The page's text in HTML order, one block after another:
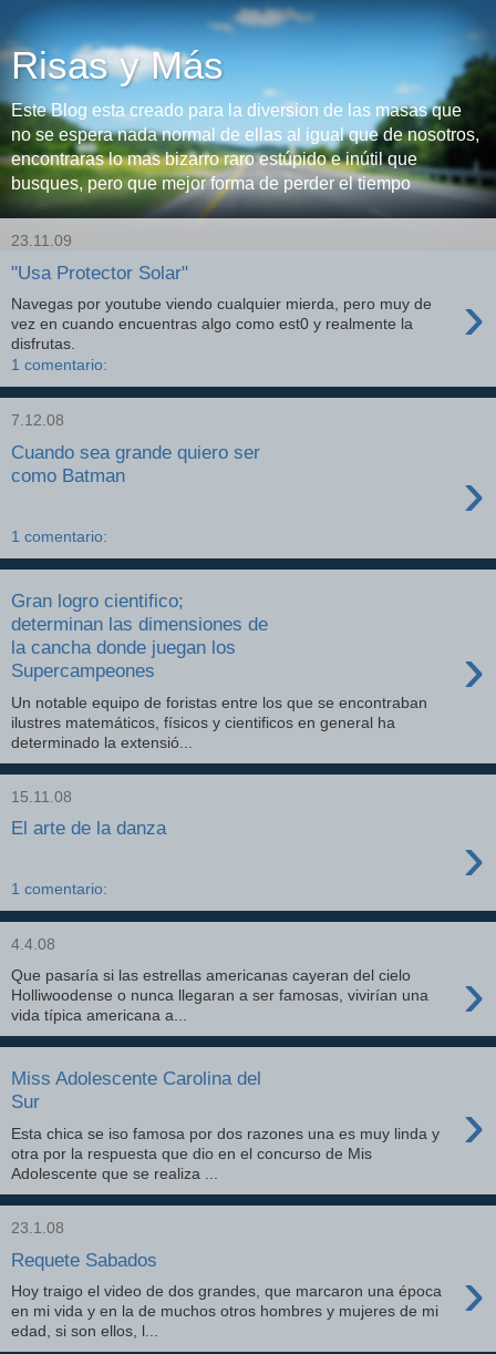
Risas y Más
Este Blog esta creado para la diversion de las masas que
no se espera nada normal de ellas al igual que de nosotros,
encontraras lo mas bizarro raro estúpido e inútil que
busques, pero que mejor forma de perder el tiempo
23.11.09
"Usa Protector Solar"
›
Navegas por youtube viendo cualquier mierda, pero muy de
vez en cuando encuentras algo como est0 y realmente la
disfrutas.
1 comentario:
7.12.08
Cuando sea grande quiero ser
como Batman
›
1 comentario:
Gran logro cientifico;
determinan las dimensiones de
la cancha donde juegan los
Supercampeones
›
Un notable equipo de foristas entre los que se encontraban
ilustres matemáticos, físicos y cientificos en general ha
determinado la extensió...
15.11.08
El arte de la danza ›
1 comentario:
4.4.08
›
Que pasaría si las estrellas americanas cayeran del cielo
Holliwoodense o nunca llegaran a ser famosas, vivirían una
vida típica americana a...
Miss Adolescente Carolina del
Sur
›
Esta chica se iso famosa por dos razones una es muy linda y
otra por la respuesta que dio en el concurso de Mis
Adolescente que se realiza ...
23.1.08
Requete Sabados ›
Hoy traigo el video de dos grandes, que marcaron una época
en mi vida y en la de muchos otros hombres y mujeres de mi
edad, si son ellos, l...